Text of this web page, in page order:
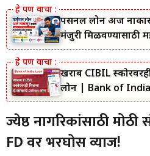
पर्सनल लोन अर्ज
मंजुरी मिळवण्यासाठी
खराब CIBIL
लोन | Bank of
ज्येष्ठ नागरिकांसाठी मोठी
FD वर भरघोस व्याज!